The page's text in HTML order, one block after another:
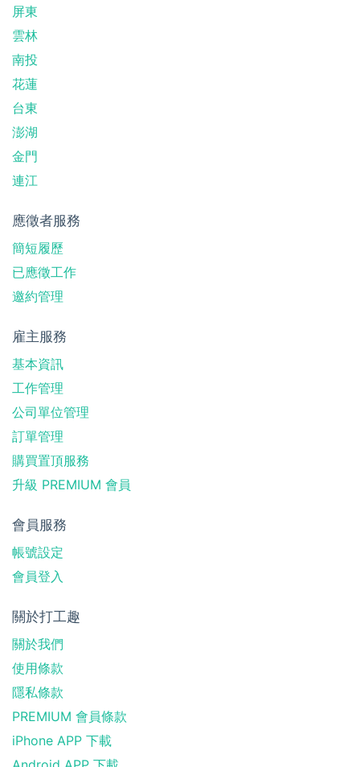
屏東
雲林
南投
花蓮
台東
澎湖
金門
連江
應徵者服務
簡短履歷
已應徵工作
邀約管理
雇主服務
基本資訊
工作管理
公司單位管理
訂單管理
購買置頂服務
升級 PREMIUM 會員
會員服務
帳號設定
會員登入
關於打工趣
關於我們
使用條款
隱私條款
PREMIUM 會員條款
iPhone APP 下載